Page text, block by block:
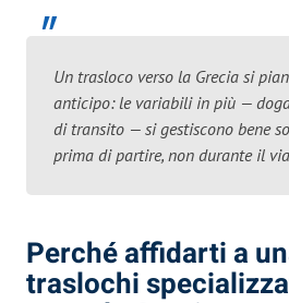
Un trasloco verso la Grecia si
anticipo: le variabili in più —
di transito — si gestiscono bene
prima di partire, non durante il
Perché affidarti a
traslochi